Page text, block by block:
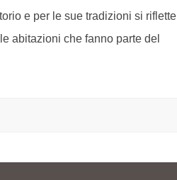
e per le sue tradizioni si riflette
abitazioni che fanno parte del